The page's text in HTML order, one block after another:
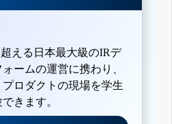
える日本最大級のIRデ
ームの運営に携わり、
ロダクトの現場を学生
きます。